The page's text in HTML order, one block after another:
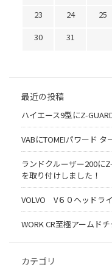
23
24 25
30
31
最近の投稿
ハイエース9型にZ-
VABにTOMEIパワード タ
ランドクルーザー200に
を取り付けしました！
VOLVO V６０ヘッドラ
WORK CR至極アームド
カテゴリ